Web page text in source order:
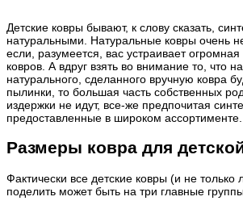
Детские ковры бывают, к слову сказать,
натуральными. Натуральные ковры очень
если, разумеется, вас устраивает огромная
ковров. А вдруг взять во внимание то, что
натурального, сделанного вручную ковра
пылинки, то большая часть собственных
издержки не идут, все-же предпочитая
предоставленные в широком ассортименте.
Размеры ковра для
Фактически все детские ковры (и не только
поделить может быть на три главные